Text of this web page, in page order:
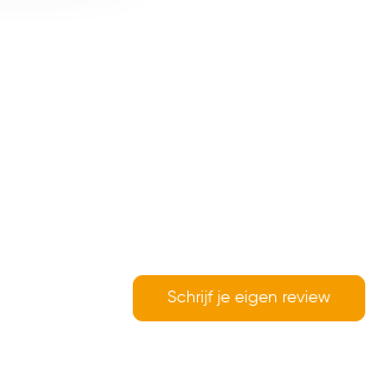
Schrijf je eigen review